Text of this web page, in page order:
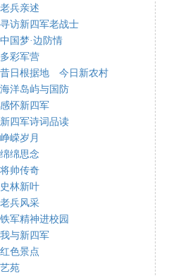
老兵亲述
寻访新四军老战士
中国梦·边防情
多彩军营
昔日根据地 今日新农村
海洋岛屿与国防
感怀新四军
新四军诗词品读
峥嵘岁月
绵绵思念
将帅传奇
史林新叶
老兵风采
铁军精神进校园
我与新四军
红色景点
艺苑